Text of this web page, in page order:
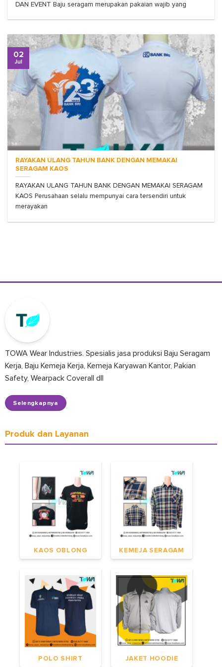
DAN EVENT Baju seragam merupakan pakaian wajib yang
RAYAKAN ULANG TAHUN BANK DENGAN MEMAKAI
SERAGAM KAOS
RAYAKAN ULANG TAHUN BANK DENGAN MEMAKAI SERAGAM
KAOS Perusahaan selalu mempunyai cara tersendiri untuk
merayakan
02
Jul
TOWA Wear Industries. Spesialis jasa produksi Baju Seragam
Kerja, Baju Kemeja Kerja, Kemeja Karyawan Kantor, Pakian
Safety, Wearpack Coverall dll
Selengkapnya
Produk dan Layanan
KAOS OBLONG KEMEJA SERAGAM
POLO SHIRT JAKET HOODIE